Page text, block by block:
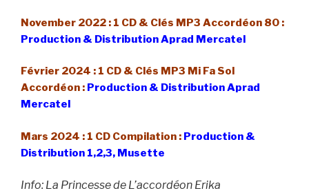
November 2022 : 1 CD & Clés MP3 Accordéon 80 :
Production & Distribution Aprad Mercatel
Février 2024 : 1 CD & Clés MP3 Mi Fa Sol
Accordéon : Production & Distribution Aprad
Mercatel
Mars 2024 : 1 CD Compilation : Production &
Distribution 1,2,3, Musette
Info: La Princesse de L’accordéon Erika